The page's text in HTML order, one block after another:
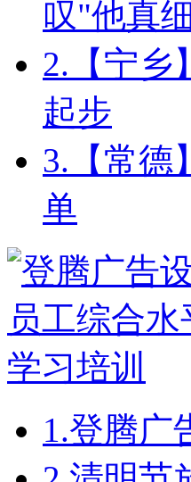
叹"他真
2. 【宁
起步
3. 【常
单
1.登腾广